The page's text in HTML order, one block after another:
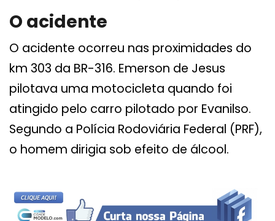
O acidente
O acidente ocorreu nas proximidades do
km 303 da BR-316. Emerson de Jesus
pilotava uma motocicleta quando foi
atingido pelo carro pilotado por Evanilso.
Segundo a Polícia Rodoviária Federal (PRF),
o homem dirigia sob efeito de álcool.